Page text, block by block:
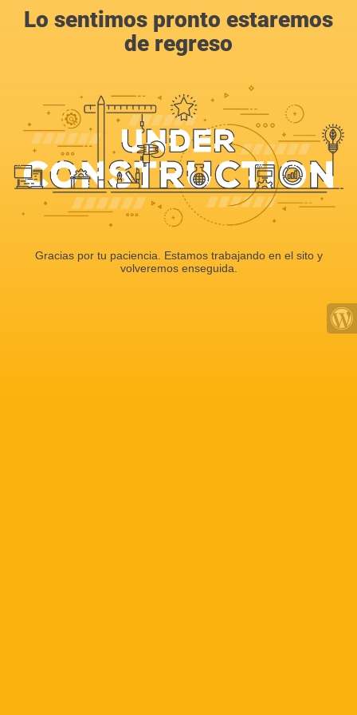
Lo sentimos pronto estaremos
de regreso
Gracias por tu paciencia. Estamos trabajando en el sito y
volveremos enseguida.